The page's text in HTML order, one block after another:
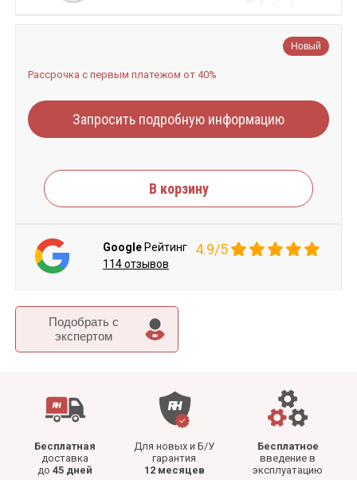
Подобрать c
экспертом
Бесплатная
доставка
до 45 дней
Для новых и Б/У
гарантия
12 месяцев
Бесплатное
введение в
эксплуатацию
Новый
Рассрочка с первым платежом от 40%
Запросить подробную информацию
В корзину
Google Рейтинг 4.9/5
114 отзывов